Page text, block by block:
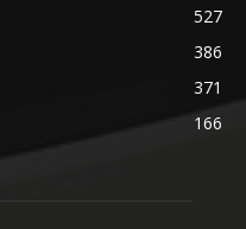
527
386
371
166